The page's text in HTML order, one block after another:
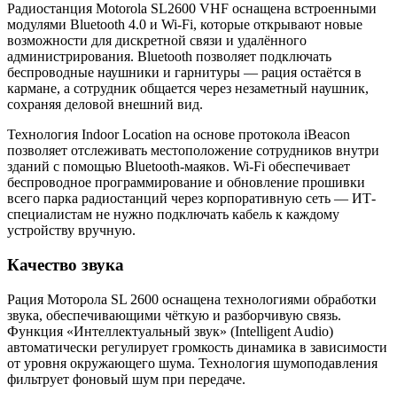
Радиостанция Motorola SL2600 VHF оснащена встроенными
модулями Bluetooth 4.0 и Wi-Fi, которые открывают новые
возможности для дискретной связи и удалённого
администрирования. Bluetooth позволяет подключать
беспроводные наушники и гарнитуры — рация остаётся в
кармане, а сотрудник общается через незаметный наушник,
сохраняя деловой внешний вид.
Технология Indoor Location на основе протокола iBeacon
позволяет отслеживать местоположение сотрудников внутри
зданий с помощью Bluetooth-маяков. Wi-Fi обеспечивает
беспроводное программирование и обновление прошивки
всего парка радиостанций через корпоративную сеть — ИТ-
специалистам не нужно подключать кабель к каждому
устройству вручную.
Качество звука
Рация Моторола SL 2600 оснащена технологиями обработки
звука, обеспечивающими чёткую и разборчивую связь.
Функция «Интеллектуальный звук» (Intelligent Audio)
автоматически регулирует громкость динамика в зависимости
от уровня окружающего шума. Технология шумоподавления
фильтрует фоновый шум при передаче.